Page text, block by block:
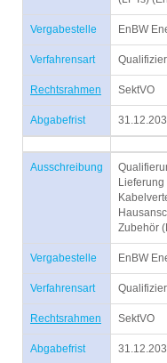
Vergabestelle EnBW
Verfahrensart
Rechtsrahmen SektVO
Abgabefrist
Ausschreibung
Zubehör
Vergabestelle EnBW
Verfahrensart
Rechtsrahmen SektVO
Abgabefrist